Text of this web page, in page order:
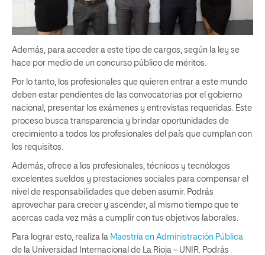
Además, para acceder a este tipo de cargos, según la ley se
hace por medio de un concurso público de méritos.
Por lo tanto, los profesionales que quieren entrar a este mundo
deben estar pendientes de las convocatorias por el gobierno
nacional, presentar los exámenes y entrevistas requeridas. Este
proceso busca transparencia y brindar oportunidades de
crecimiento a todos los profesionales del país que cumplan con
los requisitos.
Además, ofrece a los profesionales, técnicos y tecnólogos
excelentes sueldos y prestaciones sociales para compensar el
nivel de responsabilidades que deben asumir. Podrás
aprovechar para crecer y ascender, al mismo tiempo que te
acercas cada vez más a cumplir con tus objetivos laborales.
Para lograr esto, realiza la Maestría en Administración Pública
de la Universidad Internacional de La Rioja – UNIR. Podrás